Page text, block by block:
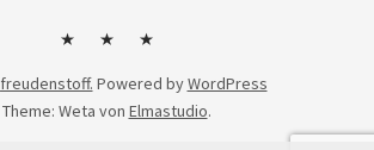
KontaktImpressumDatenschutzerklärung
freudenstoff. Powered byWordPress
Theme: Weta von Elmastudio.